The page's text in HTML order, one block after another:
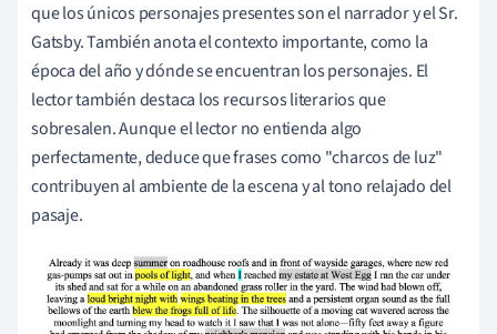
que los únicos personajes presentes son el narrador y el Sr.
Gatsby. También anota el contexto importante, como la
época del año y dónde se encuentran los personajes. El
lector también destaca los recursos literarios que
sobresalen. Aunque el lector no entienda algo
perfectamente, deduce que frases como "charcos de luz"
contribuyen al ambiente de la escena y al tono relajado del
pasaje.